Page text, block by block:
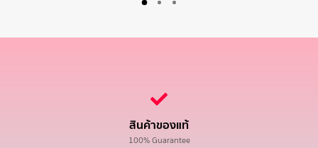
สินค้าของแท้
100% Guarantee